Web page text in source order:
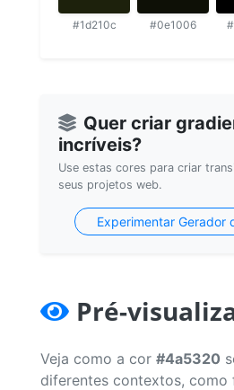
#1d210c #0e1006
Quer criar
incríveis?
Use estas cores para criar
seus projetos web.
Experimentar Gerador
Pré-
Veja como a cor #4a5320
diferentes contextos, como